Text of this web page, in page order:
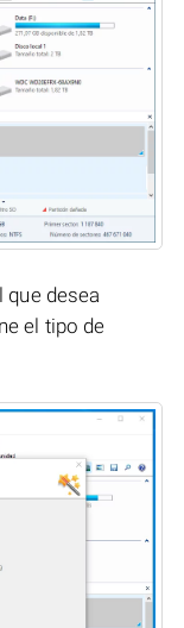
que desea
el tipo de